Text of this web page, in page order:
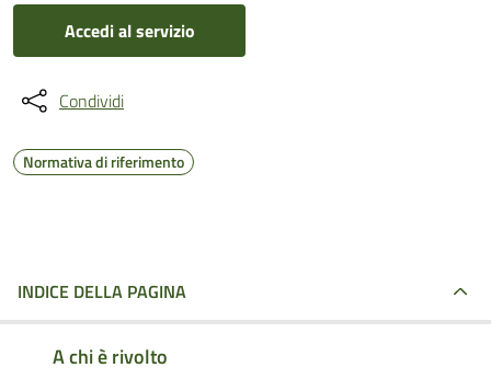
Accedi al servizio
Condividi
Normativa di riferimento
INDICE DELLA PAGINA
A chi è rivolto